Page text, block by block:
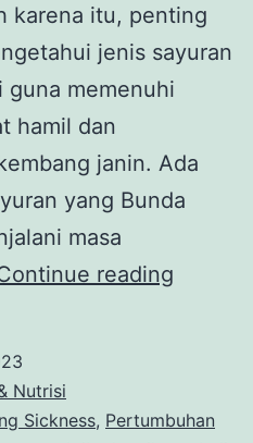
karena itu, penting
jenis sayuran
guna memenuhi
hamil dan
janin. Ada
yang Bunda
masa
reading
Hamil
Nutrisi
Sickness, Pertumbuhan